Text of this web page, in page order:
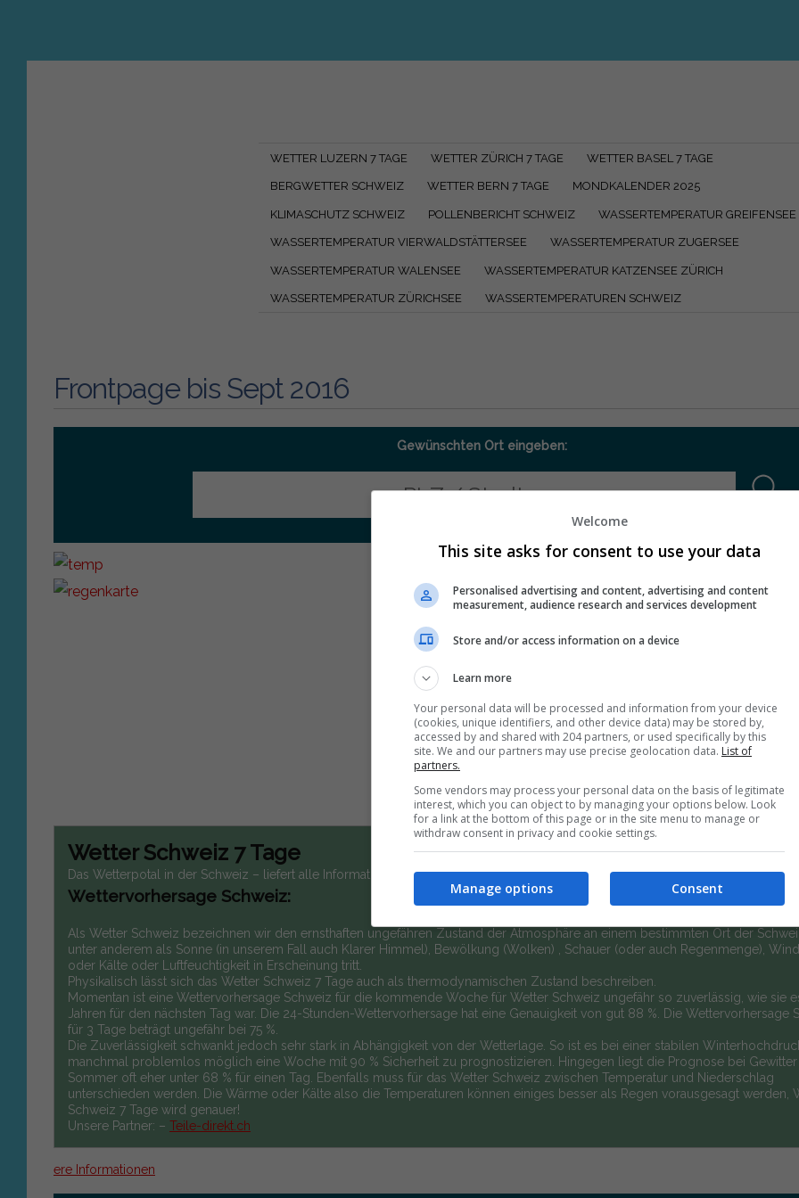
WETTER LUZERN 7 TAGE WETTER ZÜRICH 7 TAGE WETTER BASEL 7 TAGE
BERGWETTER SCHWEIZ WETTER BERN 7 TAGE MONDKALENDER 2025
KLIMASCHUTZ SCHWEIZ POLLENBERICHT SCHWEIZ WASSERTEMPERATUR
WASSERTEMPERATUR VIERWALDSTÄTTERSEE WASSERTEMPERATUR ZUGERSEE
WASSERTEMPERATUR WALENSEE WASSERTEMPERATUR KATZENSEE ZÜRICH
WASSERTEMPERATUR ZÜRICHSEE WASSERTEMPERATUREN SCHWEIZ
Frontpage bis Sept 2016
Gewünschten Ort eingeben:
Wetter Schweiz 7 Tage
Das Wetterpotal in der Schweiz – liefert alle Informationen rund um das Wetter Schweiz 7 Tage.
Wettervorhersage Schweiz:
Als Wetter Schweiz bezeichnen wir den ernsthaften ungefähren Zustand der Atmosphäre an einem bestimmten Ort der
unter anderem als Sonne (in unserem Fall auch Klarer Himmel), Bewölkung (Wolken) , Schauer (oder auch Regenmenge),
oder Kälte oder Luftfeuchtigkeit in Erscheinung tritt.
Physikalisch lässt sich das Wetter Schweiz 7 Tage auch als thermodynamischen Zustand beschreiben.
Momentan ist eine Wettervorhersage Schweiz für die kommende Woche für Wetter Schweiz ungefähr so zuverlässig, wie sie
Jahren für den nächsten Tag war. Die 24-Stunden-Wettervorhersage hat eine Genauigkeit von gut 88 %. Die Wettervorhersage
für 3 Tage beträgt ungefähr bei 75 %.
Die Zuverlässigkeit schwankt jedoch sehr stark in Abhängigkeit von der Wetterlage. So ist es bei einer stabilen
manchmal problemlos möglich eine Woche mit 90 % Sicherheit zu prognostizieren. Hingegen liegt die Prognose bei Gewitter
Sommer oft eher unter 68 % für einen Tag. Ebenfalls muss für das Wetter Schweiz zwischen Temperatur und Niederschlag
unterschieden werden. Die Wärme oder Kälte also die Temperaturen können einiges besser als Regen vorausgesagt werden,
Schweiz 7 Tage wird genauer!
Unsere Partner: – Teile-direkt.ch
ere Informationen
Welcome
This site asks for consent to use your data
Personalised advertising and content, advertising and content
measurement, audience research and services development
Store and/or access information on a device
Learn more
Your personal data will be processed and information from your device
(cookies, unique identifiers, and other device data) may be stored by,
accessed by and shared with 204 partners, or used specifically by this
site. We and our partners may use precise geolocation data. List of
partners.
Some vendors may process your personal data on the basis of legitimate
interest, which you can object to by managing your options below. Look
for a link at the bottom of this page or in the site menu to manage or
withdraw consent in privacy and cookie settings.
Consent
Manage options